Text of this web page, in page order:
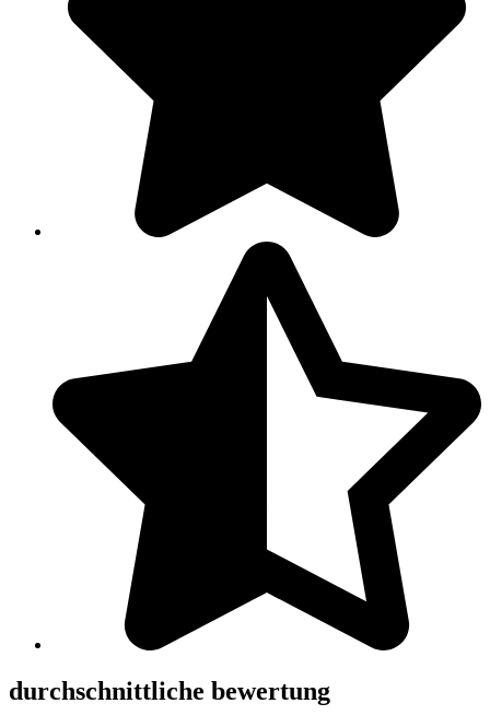
durchschnittliche bewertung